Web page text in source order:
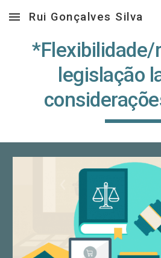
Skip to main content
Rui Gonçalves Silva
*Flexibilidade/
legislação